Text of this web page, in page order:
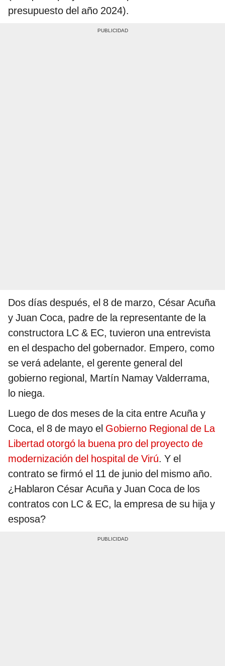
presupuesto del año 2024).
Dos días después, el 8 de marzo, César Acuña
y Juan Coca, padre de la representante de la
constructora LC & EC, tuvieron una entrevista
en el despacho del gobernador. Empero, como
se verá adelante, el gerente general del
gobierno regional, Martín Namay Valderrama,
lo niega.
Luego de dos meses de la cita entre Acuña y
Coca, el 8 de mayo el Gobierno Regional de La
Libertad otorgó la buena pro del proyecto de
modernización del hospital de Virú. Y el
contrato se firmó el 11 de junio del mismo año.
¿Hablaron César Acuña y Juan Coca de los
contratos con LC & EC, la empresa de su hija y
esposa?